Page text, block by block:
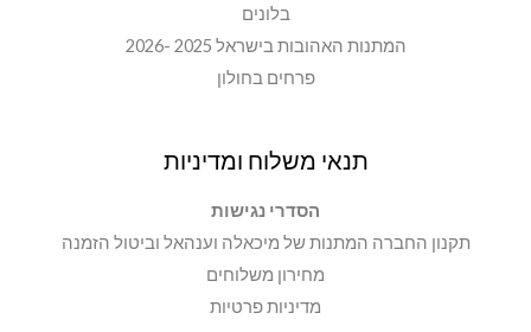
בלונים
המתנות האהובות בישראל 2025 -2026
פרחים בחולון
תנאי משלוח ומדיניות
הסדרי נגישות
תקנון החברה המתנות של מיכאלה וענהאל וביטול הזמנה
מחירון משלוחים
מדיניות פרטיות